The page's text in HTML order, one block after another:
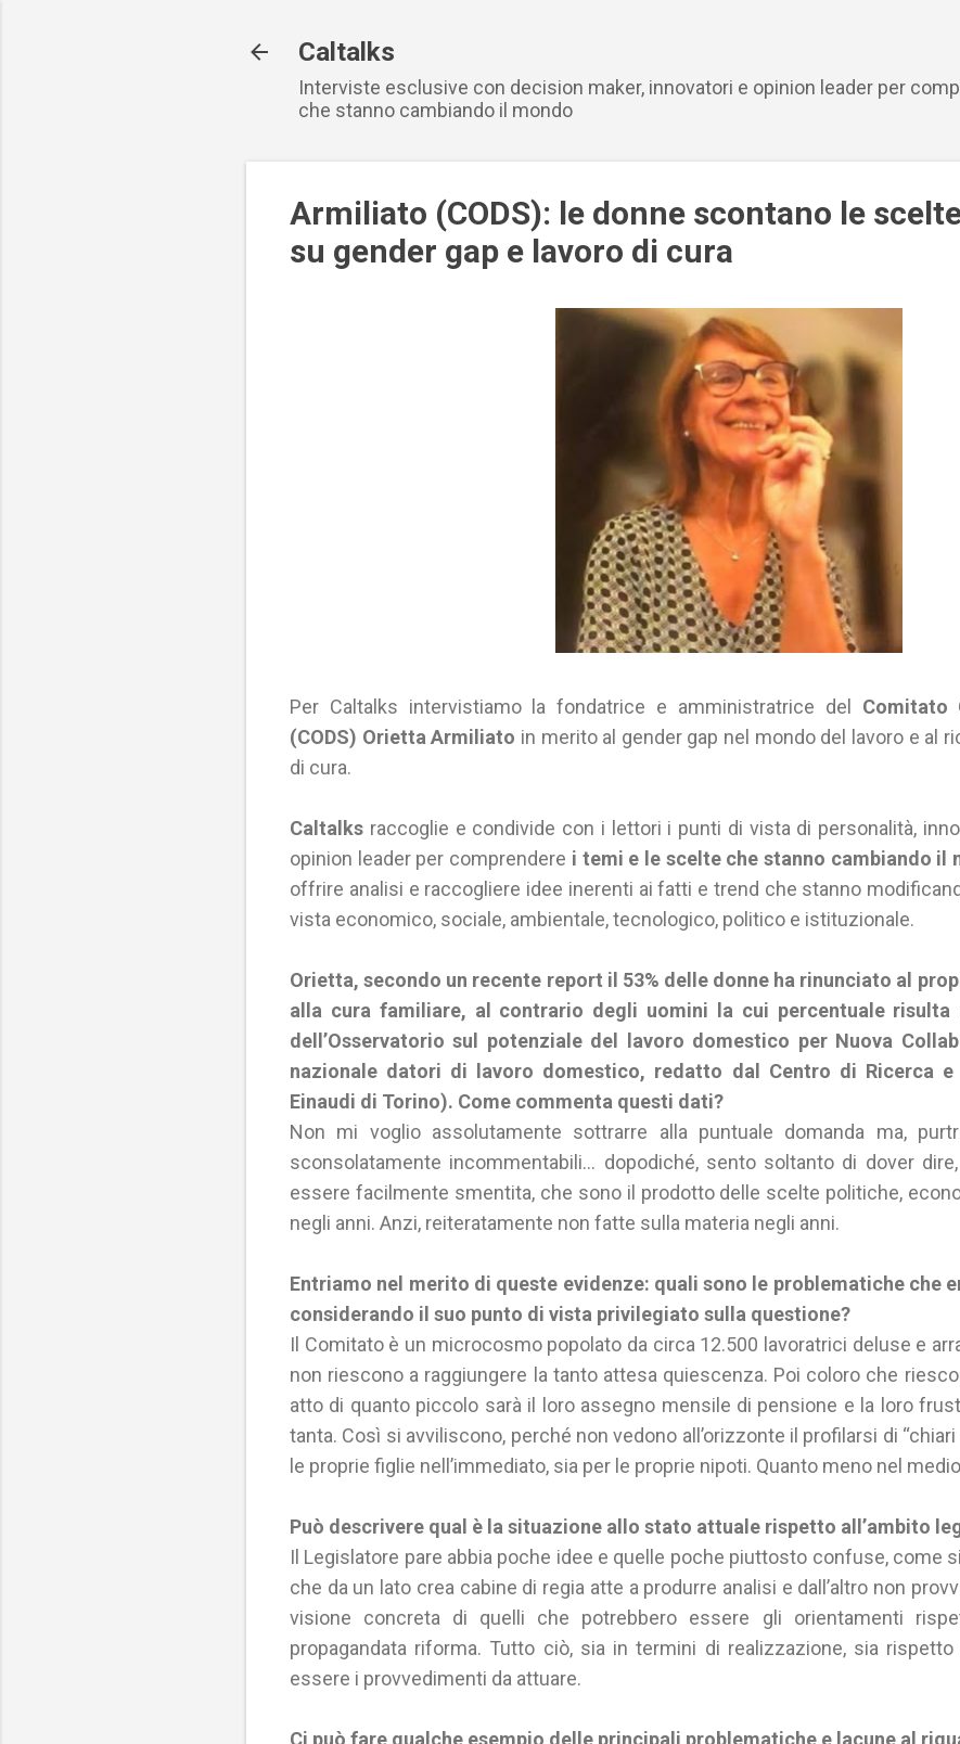
Caltalks
Interviste esclusive con decision maker, innovatori e opinion leader per
che stanno cambiando il mondo
Armiliato (CODS): le donne scontano le
su gender gap e lavoro di cura
Per Caltalks intervistiamo la fondatrice e amministratrice del Comitato
(CODS) Orietta Armiliato in merito al gender gap nel mondo del lavoro e al
di cura.
Caltalks raccoglie e condivide con i lettori i punti di vista di personalità,
opinion leader per comprendere i temi e le scelte che stanno cambiando il
offrire analisi e raccogliere idee inerenti ai fatti e trend che stanno
vista economico, sociale, ambientale, tecnologico, politico e istituzionale.
Orietta, secondo un recente report il 53% delle donne ha rinunciato al
alla cura familiare, al contrario degli uomini la cui percentuale risulta
dell’Osservatorio sul potenziale del lavoro domestico per Nuova
nazionale datori di lavoro domestico, redatto dal Centro di Ricerca e
Einaudi di Torino). Come commenta questi dati?
Non mi voglio assolutamente sottrarre alla puntuale domanda ma,
sconsolatamente incommentabili… dopodiché, sento soltanto di dover
essere facilmente smentita, che sono il prodotto delle scelte politiche,
negli anni. Anzi, reiteratamente non fatte sulla materia negli anni.
Entriamo nel merito di queste evidenze: quali sono le problematiche che
considerando il suo punto di vista privilegiato sulla questione?
Il Comitato è un microcosmo popolato da circa 12.500 lavoratrici deluse e
non riescono a raggiungere la tanto attesa quiescenza. Poi coloro che
atto di quanto piccolo sarà il loro assegno mensile di pensione e la loro
tanta. Così si avviliscono, perché non vedono all’orizzonte il profilarsi di
le proprie figlie nell’immediato, sia per le proprie nipoti. Quanto meno nel
Può descrivere qual è la situazione allo stato attuale rispetto all’ambito
Il Legislatore pare abbia poche idee e quelle poche piuttosto confuse, come
che da un lato crea cabine di regia atte a produrre analisi e dall’altro non
visione concreta di quelli che potrebbero essere gli orientamenti
propagandata riforma. Tutto ciò, sia in termini di realizzazione, sia
essere i provvedimenti da attuare.
Ci può fare qualche esempio delle principali problematiche e lacune al